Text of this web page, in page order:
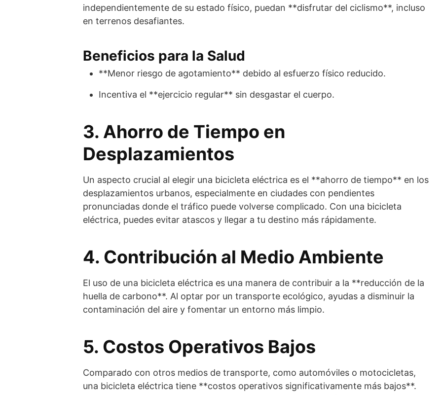
independientemente de su estado físico, puedan **disfrutar del ciclismo**, incluso
en terrenos desafiantes.
Beneficios para la Salud
**Menor riesgo de agotamiento** debido al esfuerzo físico reducido.
Incentiva el **ejercicio regular** sin desgastar el cuerpo.
3. Ahorro de Tiempo en
Desplazamientos
Un aspecto crucial al elegir una bicicleta eléctrica es el **ahorro de tiempo** en los
desplazamientos urbanos, especialmente en ciudades con pendientes
pronunciadas donde el tráfico puede volverse complicado. Con una bicicleta
eléctrica, puedes evitar atascos y llegar a tu destino más rápidamente.
4. Contribución al Medio Ambiente
El uso de una bicicleta eléctrica es una manera de contribuir a la **reducción de la
huella de carbono**. Al optar por un transporte ecológico, ayudas a disminuir la
contaminación del aire y fomentar un entorno más limpio.
5. Costos Operativos Bajos
Comparado con otros medios de transporte, como automóviles o motocicletas,
una bicicleta eléctrica tiene **costos operativos significativamente más bajos**.